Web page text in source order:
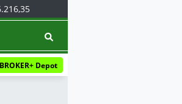
Depot